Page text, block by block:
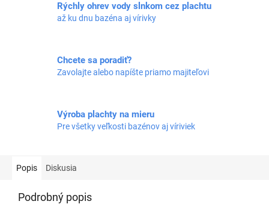
Rýchly ohrev vody slnkom cez plachtu
až ku dnu bazéna aj vírivky
Chcete sa poradiť?
Zavolajte alebo napíšte priamo majiteľovi
Výroba plachty na mieru
Pre všetky veľkosti bazénov aj víriviek
Popis Diskusia
Podrobný popis